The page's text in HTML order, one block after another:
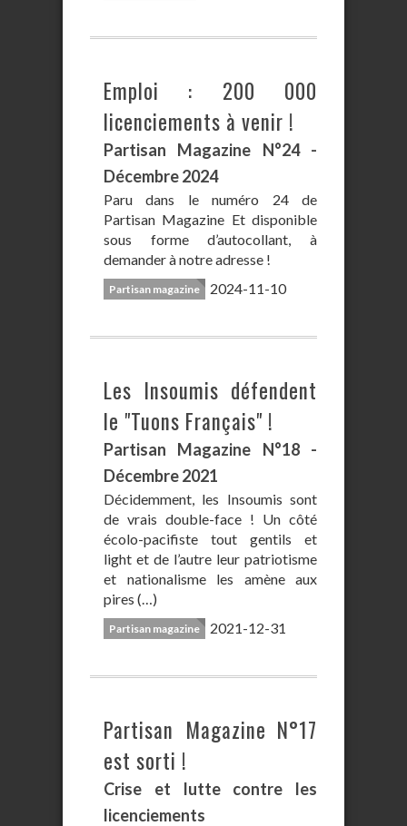
Emploi : 200 000
licenciements à venir !
Partisan Magazine N°24 -
Décembre 2024
Paru dans le numéro 24 de
Partisan Magazine Et disponible
sous forme d’autocollant, à
demander à notre adresse !
Partisan magazine 2024-11-10
Les Insoumis défendent
le "Tuons Français" !
Partisan Magazine N°18 -
Décembre 2021
Décidemment, les Insoumis sont
de vrais double-face ! Un côté
écolo-pacifiste tout gentils et
light et de l’autre leur patriotisme
et nationalisme les amène aux
pires (…)
Partisan magazine 2021-12-31
Partisan Magazine N°17
est sorti !
Crise et lutte contre les
licenciements